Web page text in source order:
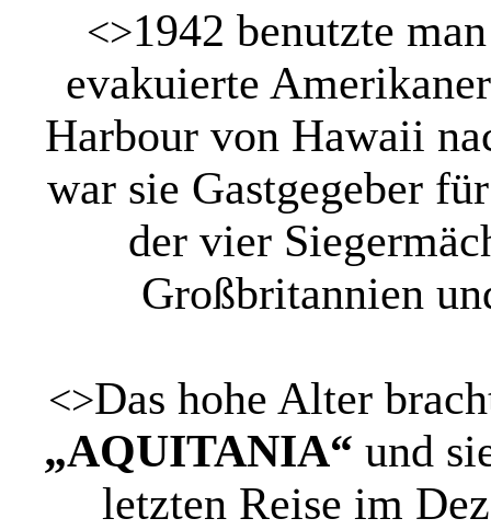
<>1942 benutzte
evakuierte
Harbour von Hawaii
war sie Gastgegeber
der vier
Großbritannien
<>Das hohe Alter
„AQUITANIA“ und
letzten Reise im